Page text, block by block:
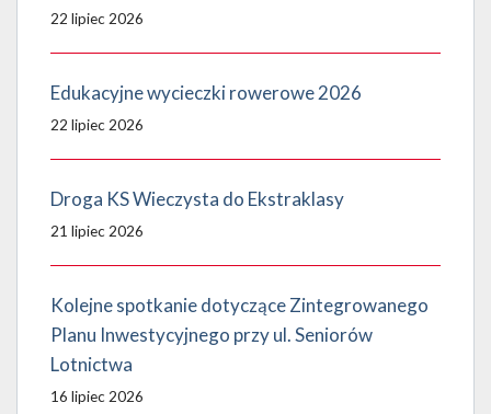
22 lipiec 2026
Edukacyjne wycieczki rowerowe 2026
22 lipiec 2026
Droga KS Wieczysta do Ekstraklasy
21 lipiec 2026
Kolejne spotkanie dotyczące Zintegrowanego
Planu Inwestycyjnego przy ul. Seniorów
Lotnictwa
16 lipiec 2026